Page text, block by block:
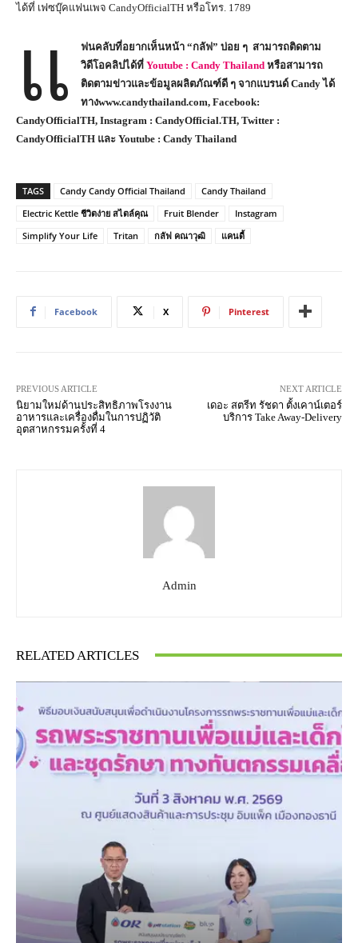
ได้ที่ เฟซบุ๊คแฟนเพจ CandyOfficialTH หรือโทร. 1789
แ ฟนคลับที่อยากเห็นหน้า “กลัฟ” บ่อย ๆ สามารถติดตาม
วิดีโอคลิปได้ที่ Youtube : Candy Thailand หรือสามารถ
ติดตามข่าวและข้อมูลผลิตภัณฑ์ดี ๆ จากแบรนด์ Candyได้
ทางwww.candythailand.com, Facebook:
CandyOfficialTH, Instagram : CandyOfficial.TH, Twitter :
CandyOfficialTH และ Youtube : Candy Thailand
TAGS Candy Candy Official Thailand
Candy Thailand
Electric Kettle ชีวิตง่าย สไตล์คุณ
Fruit Blender
Instagram
Simplify Your Life
Tritan กลัฟ คณาวุฒิ แคนดี้
Facebook X Pinterest
PREVIOUS ARTICLE
นิยามใหม่ด้านประสิทธิภาพโรงงาน
อาหารและเครื่องดื่มในการปฏิวัติ
อุตสาหกรรมครั้งที่ 4
NEXT ARTICLE
เดอะ สตรีท รัชดา ตั้งเคาน์เตอร์
บริการ Take Away-Delivery
Admin
RELATED ARTICLES